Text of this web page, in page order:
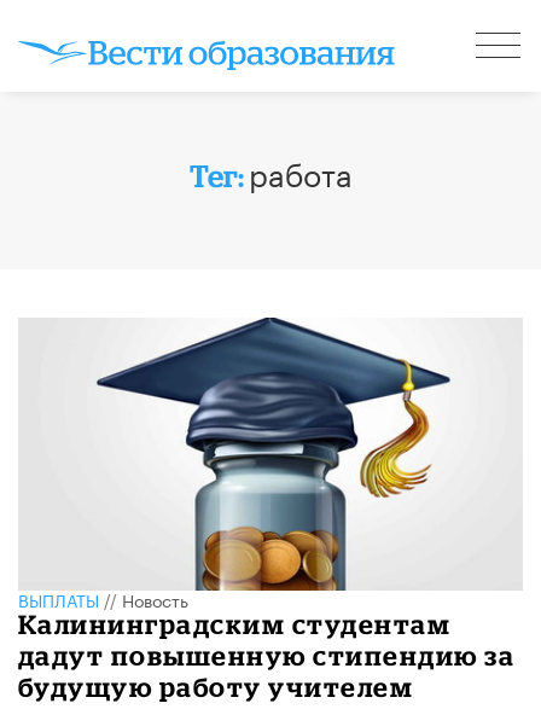
Тег: работа
ВЫПЛАТЫ//Новость
Калининградским студентам
дадут повышенную стипендию за
будущую работу учителем